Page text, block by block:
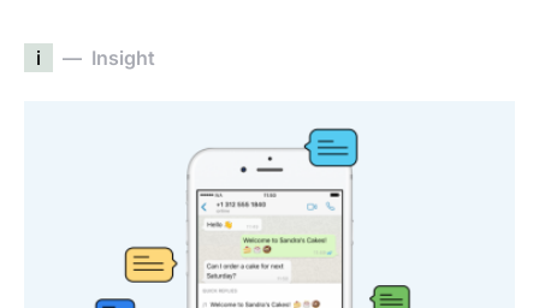
i Insight